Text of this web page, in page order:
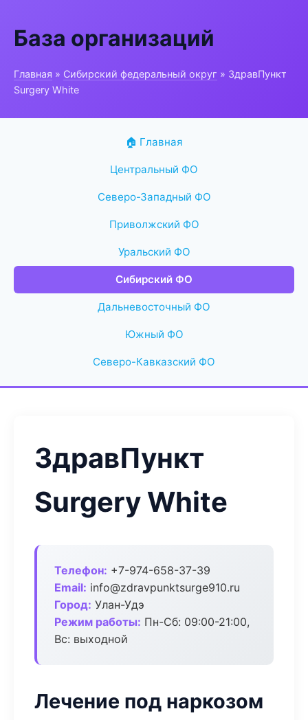
База организаций
Главная » Сибирский федеральный округ » ЗдравПункт
Surgery White
🏠 Главная
Центральный ФО
Северо-Западный ФО
Приволжский ФО
Уральский ФО
Сибирский ФО
Дальневосточный ФО
Южный ФО
Северо-Кавказский ФО
ЗдравПункт
Surgery White
Телефон: +7-974-658-37-39
Email: info@zdravpunktsurge910.ru
Город: Улан-Удэ
Режим работы: Пн-Сб: 09:00-21:00,
Вс: выходной
Лечение под наркозом